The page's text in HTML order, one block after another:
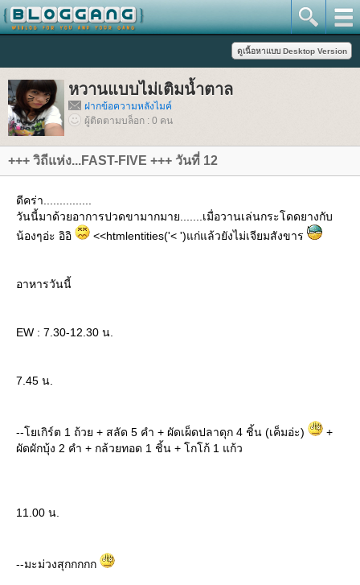
หวานแบบไม่เติมน้ำตาล
ฝากข้อความหลังไมค์
ผู้ติดตามบล็อก : 0 คน
+++ วิถีแห่ง...FAST-FIVE +++ วันที่ 12
ดีคร่า...............
วันนี้มาด้วยอาการปวดขามากมาย.......เมื่อวานเล่นกระโดดยางกับ
น้องๆอ่ะ อิอิ
<<htmlentities('< ')แก่แล้วยังไม่เจียมสังขาร
อาหารวันนี้
EW : 7.30-12.30 น.
7.45 น.
--โยเกิร์ต 1 ถ้วย + สลัด 5 คำ + ผัดเผ็ดปลาดุก 4 ชิ้น (เค็มอ่ะ)
+
ผัดผักบุ้ง 2 คำ + กล้วยทอด 1 ชิ้น + โกโก้ 1 แก้ว
11.00 น.
--มะม่วงสุกกกกก